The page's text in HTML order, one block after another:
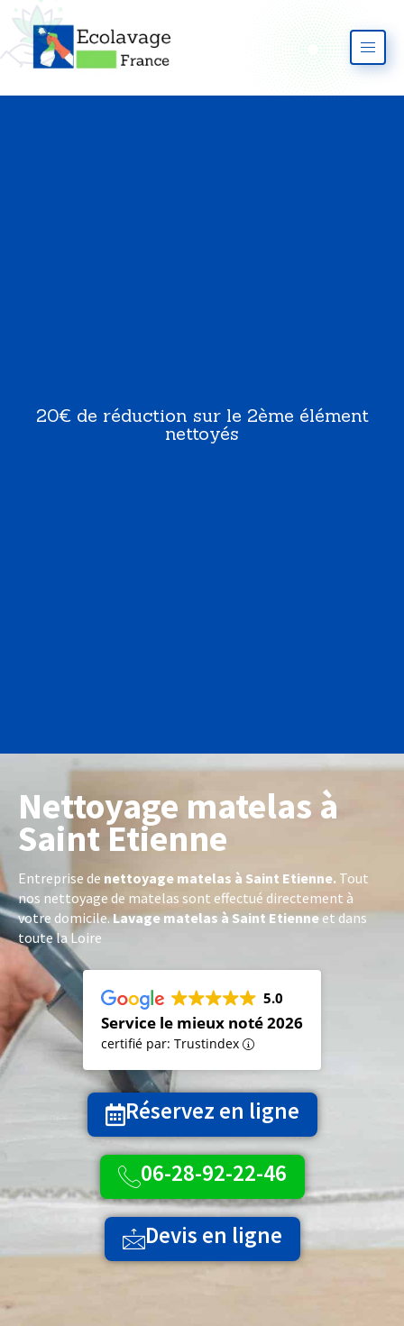
20€ de réduction sur le 2ème élément
nettoyés
Nettoyage matelas à
Saint Etienne
Entreprise de nettoyage matelas à Saint Etienne. Tout
nos nettoyage de matelas sont effectué directement à
votre domicile.Lavage matelas à Saint Etienneet dans
toute la Loire
5.0
Service le mieux noté 2026
certifié par: Trustindex
Réservez en ligne
06-28-92-22-46
Devis en ligne